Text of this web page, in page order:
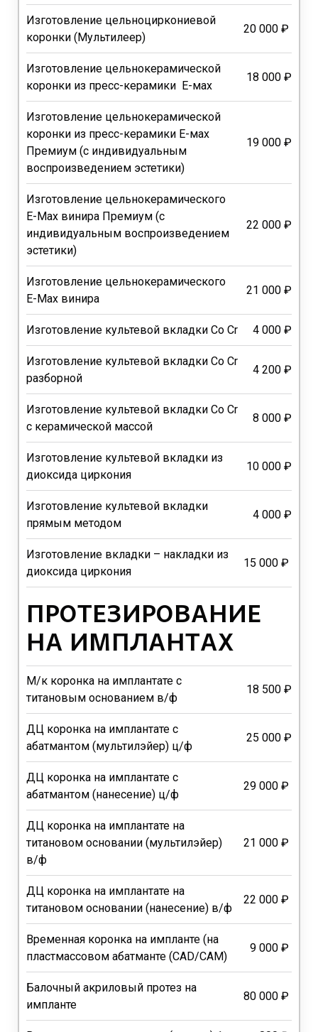
Изготовление цельноциркониевой
коронки (Мультилеер)
20 000 ₽
Изготовление цельнокерамической
коронки из пресс-керамики Е-мах
18 000 ₽
Изготовление цельнокерамической
коронки из пресс-керамики Е-мах
Премиум (с индивидуальным
воспроизведением эстетики)
19 000 ₽
Изготовление цельнокерамического
E-Max винира Премиум (с
индивидуальным воспроизведением
эстетики)
22 000 ₽
Изготовление цельнокерамического
E-Max винира
21 000 ₽
Изготовление культевой вкладки Co Cr 4 000 ₽
Изготовление культевой вкладки Co Cr
разборной
4 200 ₽
Изготовление культевой вкладки Co Cr
с керамической массой
8 000 ₽
Изготовление культевой вкладки из
диоксида циркония
10 000 ₽
Изготовление культевой вкладки
прямым методом
4 000 ₽
Изготовление вкладки – накладки из
диоксида циркония
15 000 ₽
ПРОТЕЗИРОВАНИЕ
НА ИМПЛАНТАХ
М/к коронка на имплантате с
титановым основанием в/ф
18 500 ₽
ДЦ коронка на имплантате с
абатмантом (мультилэйер) ц/ф
25 000 ₽
ДЦ коронка на имплантате с
абатмантом (нанесение) ц/ф
29 000 ₽
ДЦ коронка на имплантате на
титановом основании (мультилэйер)
в/ф
21 000 ₽
ДЦ коронка на имплантате на
титановом основании (нанесение) в/ф
22 000 ₽
Временная коронка на импланте (на
пластмассовом абатманте (CAD/CAM)
9 000 ₽
Балочный акриловый протез на
импланте
80 000 ₽